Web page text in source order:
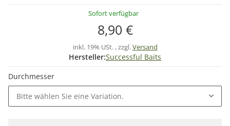
Sofort verfügbar
8,90 €
inkl. 19% USt. , zzgl.Versand
Hersteller:Successful Baits
Durchmesser
Bitte wählen Sie eine Variation.